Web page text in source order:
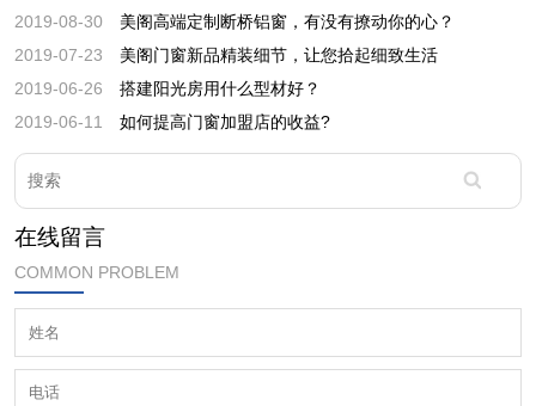
2019-08-30
美阁高端定制断桥铝窗，有没有撩动你的心？
2019-07-23
美阁门窗新品精装细节，让您拾起细致生活
2019-06-26
搭建阳光房用什么型材好？
2019-06-11
如何提高门窗加盟店的收益?
在线留言
COMMON PROBLEM